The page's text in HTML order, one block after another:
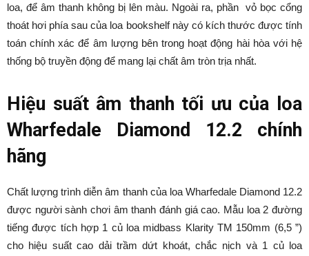
loa, để âm thanh không bị lên màu. Ngoài ra, phần vỏ bọc cổng
thoát hơi phía sau của loa bookshelf này có kích thước được tính
toán chính xác để âm lượng bên trong hoạt động hài hòa với hệ
thống bộ truyền động để mang lại chất âm tròn trịa nhất.
Hiệu suất âm thanh tối ưu của loa
Wharfedale Diamond 12.2 chính
hãng
Chất lượng trình diễn âm thanh của loa Wharfedale Diamond 12.2
được người sành chơi âm thanh đánh giá cao. Mẫu loa 2 đường
tiếng được tích hợp 1 củ loa midbass Klarity TM 150mm (6,5 ”)
cho hiệu suất cao dải trầm dứt khoát, chắc nịch và 1 củ loa